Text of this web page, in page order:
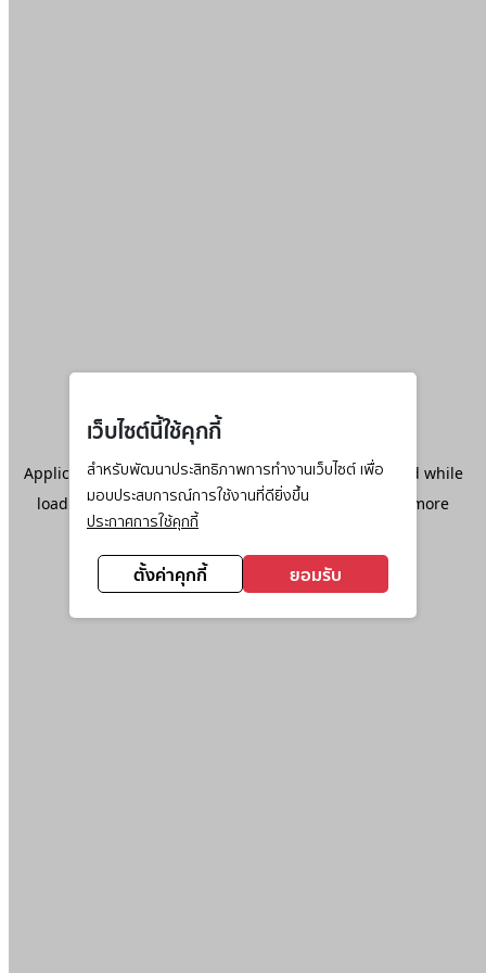
เว็บไซต์นี้ใช้คุกกี้
สำหรับพัฒนาประสิทธิภาพการทำงานเว็บไซต์ เพื่อ
มอบประสบการณ์การใช้งานที่ดียิ่งขึ้น
ประกาศการใช้คุกกี้
ตั้งค่าคุกกี้ ยอมรับ
Application error: aclient-side exception has occurred while
loadingwww.ktc.co.th(see the browser console
for more
information).